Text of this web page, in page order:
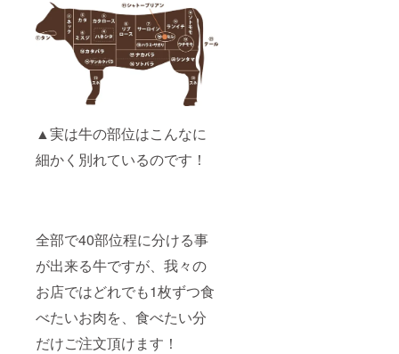
▲実は牛の部位はこんなに
細かく別れているのです！
全部で40部位程に分ける事
が出来る牛ですが、我々の
お店ではどれでも1枚ずつ食
べたいお肉を、食べたい分
だけご注文頂けます！